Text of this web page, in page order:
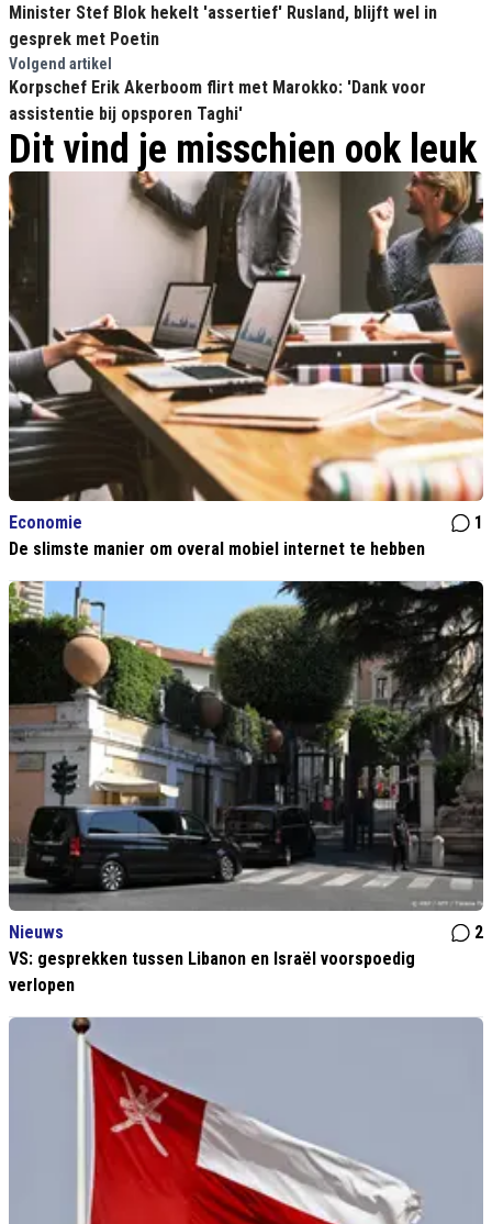
Minister Stef Blok hekelt 'assertief' Rusland, blijft wel in
gesprek met Poetin
Volgend artikel
Korpschef Erik Akerboom flirt met Marokko: 'Dank voor
assistentie bij opsporen Taghi'
Dit vind je misschien ook leuk
Economie
1
De slimste manier om overal mobiel internet te hebben
Nieuws
2
VS: gesprekken tussen Libanon en Israël voorspoedig
verlopen